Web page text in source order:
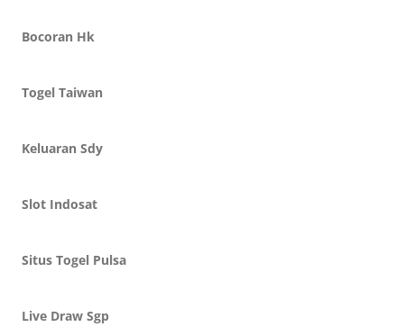
Bocoran Hk
Togel Taiwan
Keluaran Sdy
Slot Indosat
Situs Togel Pulsa
Live Draw Sgp